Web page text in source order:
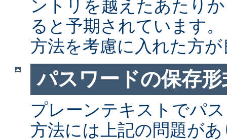
ントリを越えたあたり
ると予期されています
方法を考慮に入れた方
パスワードの保存
プレーンテキストでパ
方法には上記の問題が